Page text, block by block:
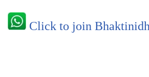
Click to join